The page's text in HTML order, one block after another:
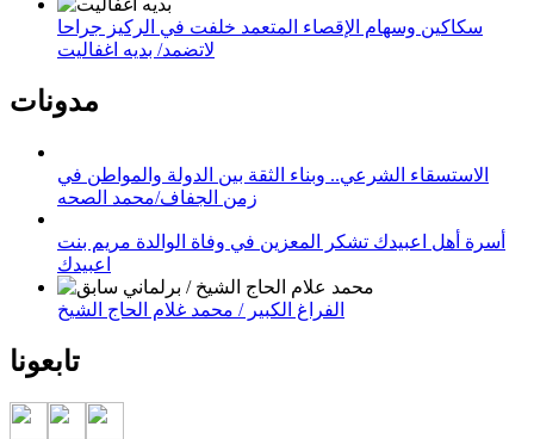
سكاكين وسهام الإقصاء المتعمد خلفت في الركيز جراحا
لاتضمد/ بديه اغفاليت
مدونات
الاستسقاء الشرعي.. وبناء الثقة بين الدولة والمواطن في
زمن الجفاف/محمد الصحه
أسرة أهل اعبيدك تشكر المعزين في وفاة الوالدة مريم بنت
اعبيدك
الفراغ الكبير / محمد غلام الحاج الشيخ
تابعونا